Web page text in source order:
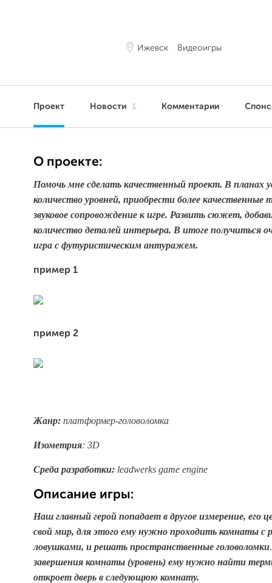
Ижевск Видеоигры
Проект Новости 1 Комментарии
О проекте:
Помочь мне сделать качественный проект. В планах
количество уровней, приобрести более качественные
звуковое сопровождение к игре. Развить сюжет,
количество деталей интерьера. В итоге получиться
игра с футуристическим антуражем.
пример 1
пример 2
Жанр: платформер-головоломка
Изометрия: 3D
Среда разработки: leadwerks game engine
Описание игры:
Наш главный герой попадает в другое измерение, его
свой мир, для этого ему нужно проходить комнаты с
ловушками, и решать пространственные головоломки
завершения комнаты (уровень) ему нужно найти
откроет дверь в следующюю комнату.